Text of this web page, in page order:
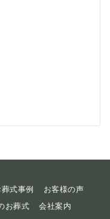
葬式事例
お客様の声
お葬式
会社案内